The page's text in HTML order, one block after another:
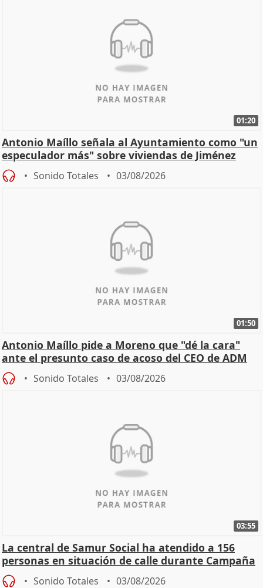
01:20
Antonio Maíllo señala al Ayuntamiento como "un
especulador más" sobre viviendas de Jiménez
Becerril
Sonido Totales 03/08/2026
01:50
Antonio Maíllo pide a Moreno que "dé la cara"
ante el presunto caso de acoso del CEO de ADM
Sonido Totales 03/08/2026
03:55
La central de Samur Social ha atendido a 156
personas en situación de calle durante Campaña
de Calor
Sonido Totales 03/08/2026